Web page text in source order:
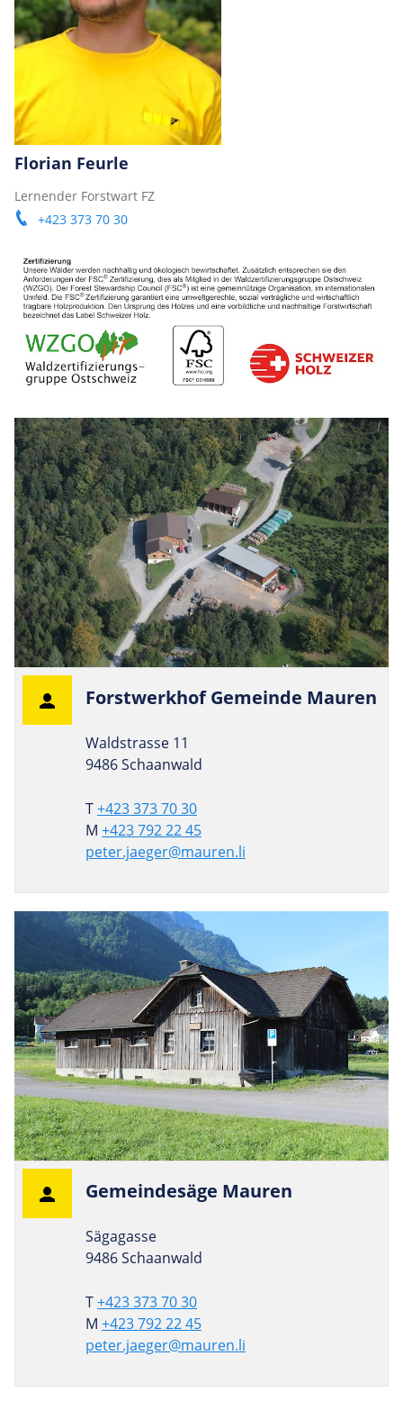
Florian Feurle
Lernender Forstwart FZ
+423 373 70 30
Forst­werkhof Gemeinde Mauren
Waldstrasse 11
9486 Schaanwald
T+423 373 70 30
M +423 792 22 45
peter.jaeger@mauren.li
Gemein­de­säge Mauren
Sägagasse
9486 Schaanwald
T+423 373 70 30
M +423 792 22 45
peter.jaeger@mauren.li